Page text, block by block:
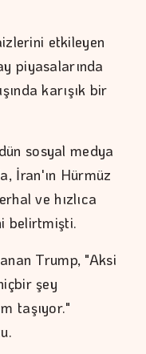
etkileyen
piyasalarında
karışık bir
sosyal medya
İran'ın Hürmüz
ve hızlıca
belirtmişti.
Trump, "Aksi
şey
taşıyor."